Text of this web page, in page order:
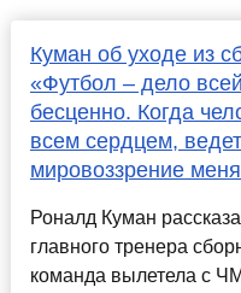
Куман об уходе из
«Футбол – дело
бесценно. Когда
всем сердцем,
мировоззрение
Роналд Куман
главного тренера
команда вылетела с